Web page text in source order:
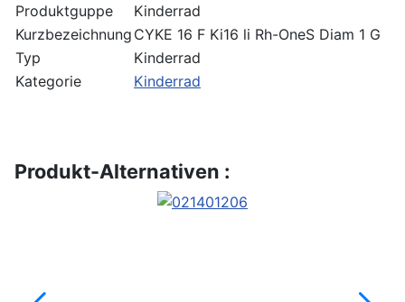
Produktguppe
Kinderrad
Kurzbezeichnung CYKE 16 F Ki16 li Rh-OneS Diam 1 G
Typ
Kinderrad
Kategorie
Kinderrad
Produkt-Alternativen :